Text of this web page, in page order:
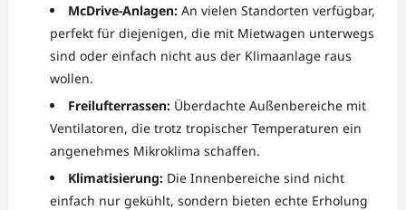
McDrive-Anlagen: An vielen Standorten verfügbar,
perfekt für diejenigen, die mit Mietwagen unterwegs
sind oder einfach nicht aus der Klimaanlage raus
wollen.
Freilufterrassen: Überdachte Außenbereiche mit
Ventilatoren, die trotz tropischer Temperaturen ein
angenehmes Mikroklima schaffen.
Klimatisierung: Die Innenbereiche sind nicht
einfach nur gekühlt, sondern bieten echte Erholung